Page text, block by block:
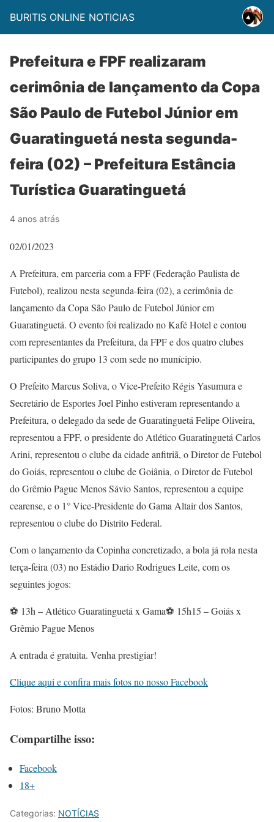
BURITIS ONLINE NOTICIAS
Prefeitura e FPF realizaram
cerimônia de lançamento da Copa
São Paulo de Futebol Júnior em
Guaratinguetá nesta segunda-
feira (02) – Prefeitura Estância
Turística Guaratinguetá
4 anos atrás
02/01/2023
A Prefeitura, em parceria com a FPF (Federação Paulista de
Futebol), realizou nesta segunda-feira (02), a cerimônia de
lançamento da Copa São Paulo de Futebol Júnior em
Guaratinguetá. O evento foi realizado no Kafé Hotel e contou
com representantes da Prefeitura, da FPF e dos quatro clubes
participantes do grupo 13 com sede no munícipio.
O Prefeito Marcus Soliva, o Vice-Prefeito Régis Yasumura e
Secretário de Esportes Joel Pinho estiveram representando a
Prefeitura, o delegado da sede de Guaratinguetá Felipe Oliveira,
representou a FPF, o presidente do Atlético Guaratinguetá Carlos
Arini, representou o clube da cidade anfitriã, o Diretor de Futebol
do Goiás, representou o clube de Goiânia, o Diretor de Futebol
do Grêmio Pague Menos Sávio Santos, representou a equipe
cearense, e o 1° Vice-Presidente do Gama Altair dos Santos,
representou o clube do Distrito Federal.
Com o lançamento da Copinha concretizado, a bola já rola nesta
terça-feira (03) no Estádio Dario Rodrigues Leite, com os
seguintes jogos:
⚽ 13h – Atlético Guaratinguetá x Gama⚽ 15h15 – Goiás x
Grêmio Pague Menos
A entrada é gratuita. Venha prestigiar!
Clique aqui e confira mais fotos no nosso Facebook
Fotos: Bruno Motta
Compartilhe isso:
Facebook
18+
Categorias: NOTÍCIAS